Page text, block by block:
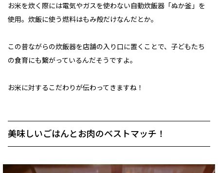
お米を炊く際には電気やガスを使わない自動炊飯器「ぬか釜」を
使用。炊飯に使う燃料はもみ殻だけなんだとか。
この昔ながらの炊飯器を店舗の入り口に置くことで、子どもたち
の食育にも繋がっているんだそうですよ。
お米に対するこだわりが伝わってきますね！
美味しいごはんとお肉のベストマッチ！